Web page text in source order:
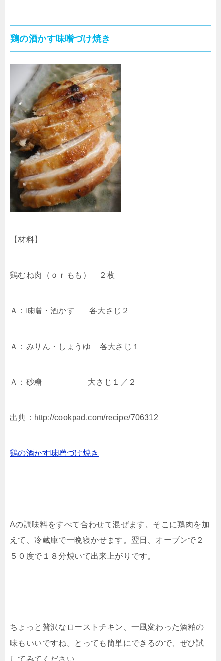
鶏の酒かす味噌づけ焼き
【材料】
鶏むね肉（ｏｒもも） ２枚
Ａ：味噌・酒かす 各大さじ２
Ａ：みりん・しょうゆ 各大さじ１
Ａ：砂糖 大さじ１／２
出典：http://cookpad.com/recipe/706312
鶏の酒かす味噌づけ焼き
Aの調味料をすべて合わせて混ぜます。そこに鶏肉を加
えて、冷蔵庫で一晩寝かせます。翌日、オーブンで２
５０度で１８分焼いて出来上がりです。
ちょっと贅沢なローストチキン、一風変わった酒粕の
味もいいですね。とっても簡単にできるので、ぜひ試
してみてください。